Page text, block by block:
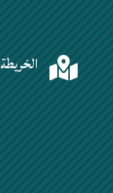
 الخريطة